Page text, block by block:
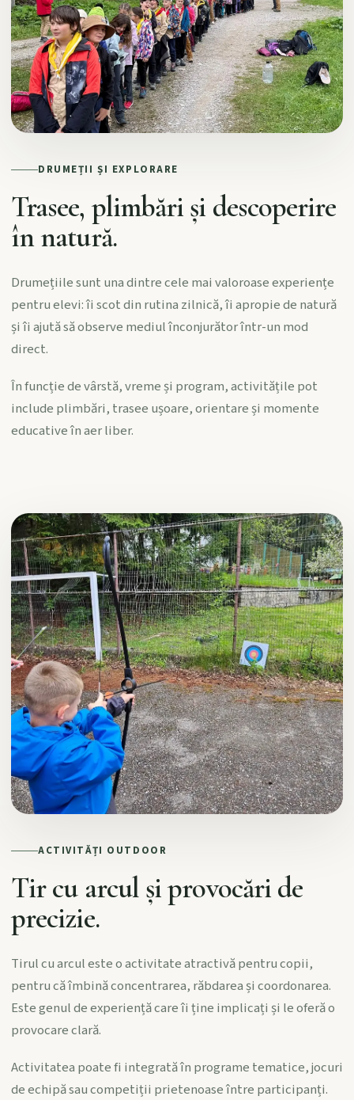
DRUMEȚII ȘI EXPLORARE
Trasee, plimbări și descoperire
în natură.
Drumețiile sunt una dintre cele mai valoroase experiențe
pentru elevi: îi scot din rutina zilnică, îi apropie de natură
și îi ajută să observe mediul înconjurător într-un mod
direct.
În funcție de vârstă, vreme și program, activitățile pot
include plimbări, trasee ușoare, orientare și momente
educative în aer liber.
ACTIVITĂȚI OUTDOOR
Tir cu arcul și provocări de
precizie.
Tirul cu arcul este o activitate atractivă pentru copii,
pentru că îmbină concentrarea, răbdarea și coordonarea.
Este genul de experiență care îi ține implicați și le oferă o
provocare clară.
Activitatea poate fi integrată în programe tematice, jocuri
de echipă sau competiții prietenoase între participanți.